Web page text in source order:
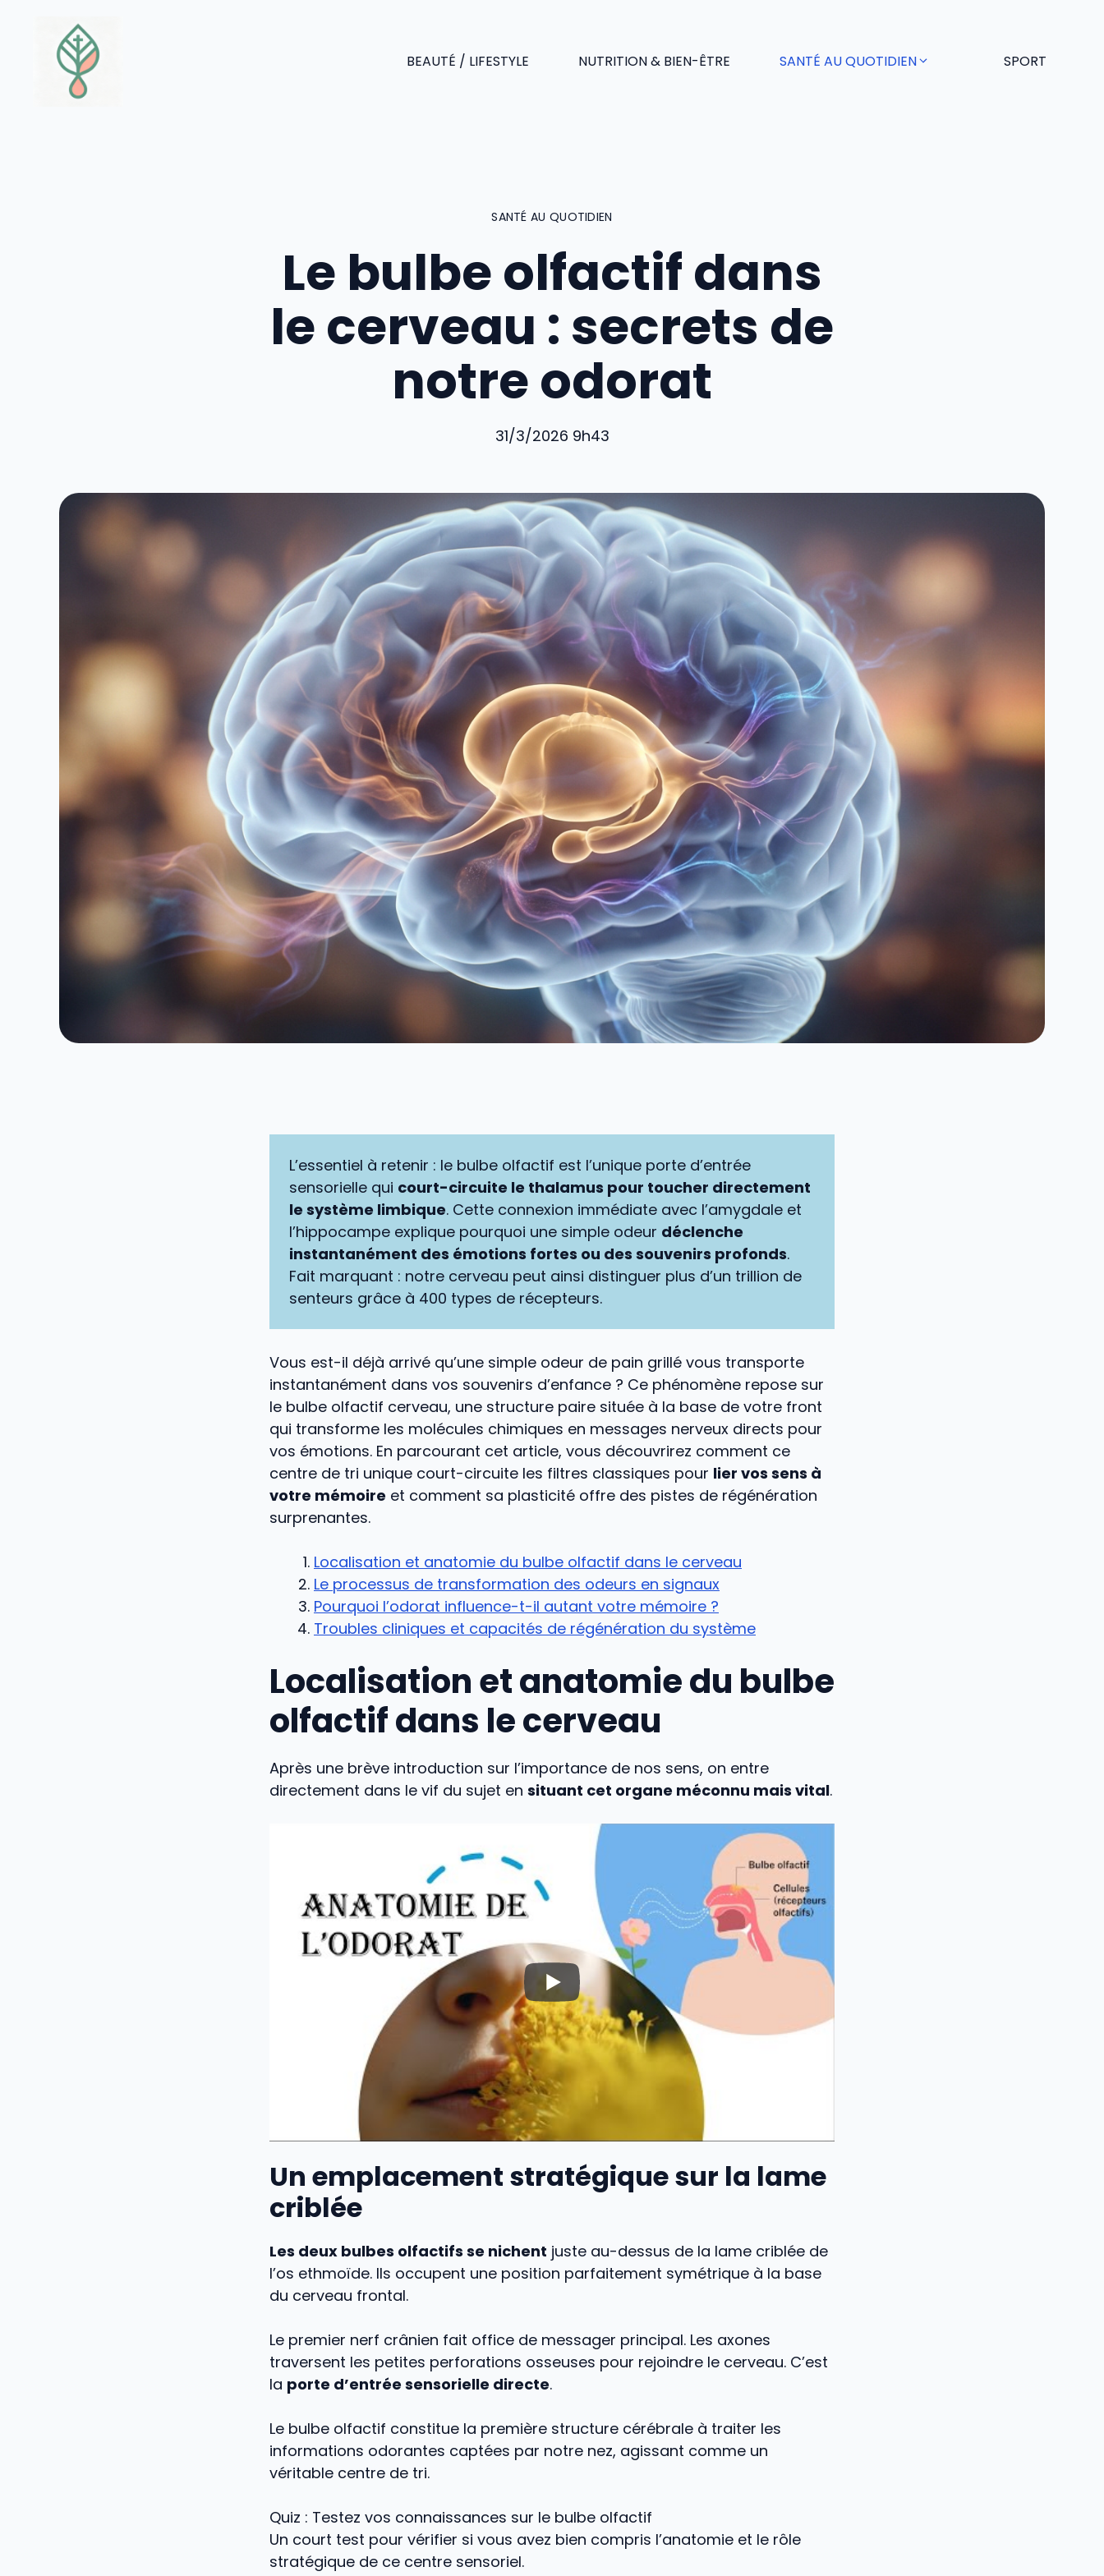
contenu
BEAUTÉ / LIFESTYLE NUTRITION & BIEN-ÊTRE SANTÉ AU QUOTIDIEN SPORT
SANTÉ AU QUOTIDIEN
Le bulbe olfactif dans
le cerveau : secrets de
notre odorat
31/3/2026 9h43
L’essentiel à retenir : le bulbe olfactif est l’unique porte d’entrée
sensorielle qui court-circuite le thalamus pour toucher directement
le système limbique. Cette connexion immédiate avec l’amygdale et
l’hippocampe explique pourquoi une simple odeur déclenche
instantanément des émotions fortes ou des souvenirs profonds.
Fait marquant : notre cerveau peut ainsi distinguer plus d’un trillion de
senteurs grâce à 400 types de récepteurs.
Vous est-il déjà arrivé qu’une simple odeur de pain grillé vous transporte
instantanément dans vos souvenirs d’enfance ? Ce phénomène repose sur
le bulbe olfactif cerveau, une structure paire située à la base de votre front
qui transforme les molécules chimiques en messages nerveux directs pour
vos émotions. En parcourant cet article, vous découvrirez comment ce
centre de tri unique court-circuite les filtres classiques pour lier vos sens à
votre mémoire et comment sa plasticité offre des pistes de régénération
surprenantes.
Localisation et anatomie du bulbe olfactif dans le cerveau
Le processus de transformation des odeurs en signaux
Pourquoi l’odorat influence-t-il autant votre mémoire ?
Troubles cliniques et capacités de régénération du système
Localisation et anatomie du bulbe
olfactif dans le cerveau
Après une brève introduction sur l’importance de nos sens, on entre
directement dans le vif du sujet en situant cet organe méconnu mais vital.
Un emplacement stratégique sur la lame
criblée
Les deux bulbes olfactifs se nichent juste au-dessus de la lame criblée de
l’os ethmoïde. Ils occupent une position parfaitement symétrique à la base
du cerveau frontal.
Le premier nerf crânien fait office de messager principal. Les axones
traversent les petites perforations osseuses pour rejoindre le cerveau. C’est
la porte d’entrée sensorielle directe.
Le bulbe olfactif constitue la première structure cérébrale à traiter les
informations odorantes captées par notre nez, agissant comme un
véritable centre de tri.
Quiz : Testez vos connaissances sur le bulbe olfactif
Un court test pour vérifier si vous avez bien compris l’anatomie et le rôle
stratégique de ce centre sensoriel.